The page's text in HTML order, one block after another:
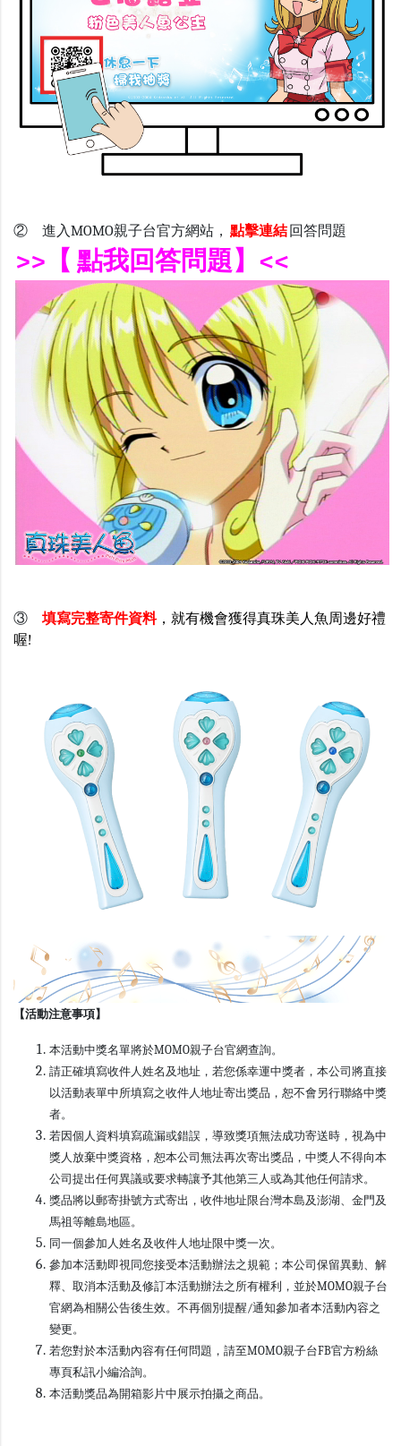
② 進入MOMO親子台官方網站， 點擊連結 回答問題
>>【 點我回答問題】<<
③ 填寫完整寄件資料，就有機會獲得真珠美人魚周邊好禮
喔!
【活動注意事項】
本活動中獎名單將於MOMO親子台官網查詢。
請正確填寫收件人姓名及地址，若您係幸運中獎者，本公司將直接
以活動表單中所填寫之收件人地址寄出獎品，恕不會另行聯絡中獎
者。
若因個人資料填寫疏漏或錯誤，導致獎項無法成功寄送時，視為中
獎人放棄中獎資格，恕本公司無法再次寄出獎品，中獎人不得向本
公司提出任何異議或要求轉讓予其他第三人或為其他任何請求。
獎品將以郵寄掛號方式寄出，收件地址限台灣本島及澎湖、金門及
馬祖等離島地區。
同一個參加人姓名及收件人地址限中獎一次。
參加本活動即視同您接受本活動辦法之規範；本公司保留異動、解
釋、取消本活動及修訂本活動辦法之所有權利，並於MOMO親子台
官網為相關公告後生效。不再個別提醒/通知參加者本活動內容之
變更。
若您對於本活動內容有任何問題，請至MOMO親子台FB官方粉絲
專頁私訊小編洽詢。
本活動獎品為開箱影片中展示拍攝之商品。